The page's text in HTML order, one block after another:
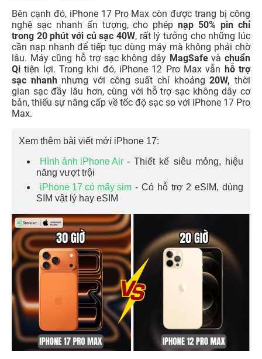
Bên cạnh đó, iPhone 17 Pro Max còn được trang bị công
nghệ sạc nhanh ấn tượng, cho phépnạp 50% pin chỉ
trong 20 phút với củ sạc 40W, rất lý tưởng cho những lúc
cần nạp nhanh để tiếp tục dùng máy mà không phải chờ
lâu. Máy cũng hỗ trợ sạc không dây MagSafevàchuẩn
Qitiện lợi. Trong khi đó, iPhone 12 Pro Max vẫn hỗ trợ
sạc nhanh nhưng với công suất chỉ khoảng20W, thời
gian sạc đầy lâu hơn, cùng với hỗ trợ sạc không dây cơ
bản, thiếu sự nâng cấp về tốc độ sạc so với iPhone 17 Pro
Max.
Xem thêm bài viết mới iPhone 17:
Hình ảnh iPhone Air - Thiết kế siêu mỏng, hiệu
năng vượt trội
iPhone 17 có mấy sim - Có hỗ trợ 2 eSIM, dùng
SIM vật lý hay eSIM